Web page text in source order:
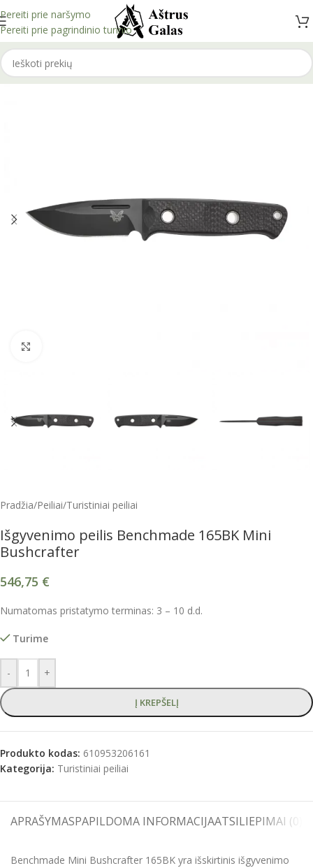
Pereiti prie naršymo
Pereiti prie pagrindinio turinio
Pradžia/Peiliai/Turistiniai peiliai
Išgyvenimo peilis Benchmade 165BK Mini
Bushcrafter
546,75 €
Numatomas pristatymo terminas: 3 – 10 d.d.
Turime
- +
Į KREPŠELĮ
Produkto kodas: 610953206161
Kategorija: Turistiniai peiliai
APRAŠYMASPAPILDOMA INFORMACIJAATSILIEPIMAI (0)
Benchmade Mini Bushcrafter 165BK yra išskirtinis išgyvenimo